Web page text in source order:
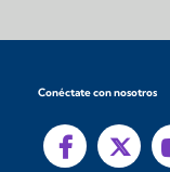
Conéctate con nosotros